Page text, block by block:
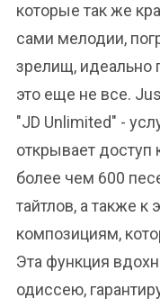
которые так же
сами мелодии,
зрелищ,
это еще не все.
"JD Unlimited" -
открывает
более чем 600
тайтлов, а также
композициям,
Эта функция
одиссею,